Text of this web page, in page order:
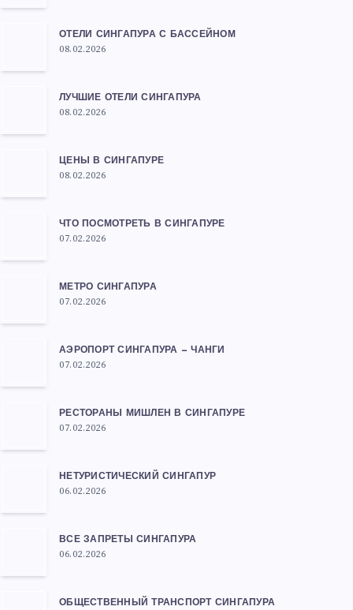
ОТЕЛИ СИНГАПУРА С БАССЕЙНОМ
08.02.2026
ЛУЧШИЕ ОТЕЛИ СИНГАПУРА
08.02.2026
ЦЕНЫ В СИНГАПУРЕ
08.02.2026
ЧТО ПОСМОТРЕТЬ В СИНГАПУРЕ
07.02.2026
МЕТРО СИНГАПУРА
07.02.2026
АЭРОПОРТ СИНГАПУРА — ЧАНГИ
07.02.2026
РЕСТОРАНЫ МИШЛЕН В СИНГАПУРЕ
07.02.2026
НЕТУРИСТИЧЕСКИЙ СИНГАПУР
06.02.2026
ВСЕ ЗАПРЕТЫ СИНГАПУРА
06.02.2026
ОБЩЕСТВЕННЫЙ ТРАНСПОРТ СИНГАПУРА